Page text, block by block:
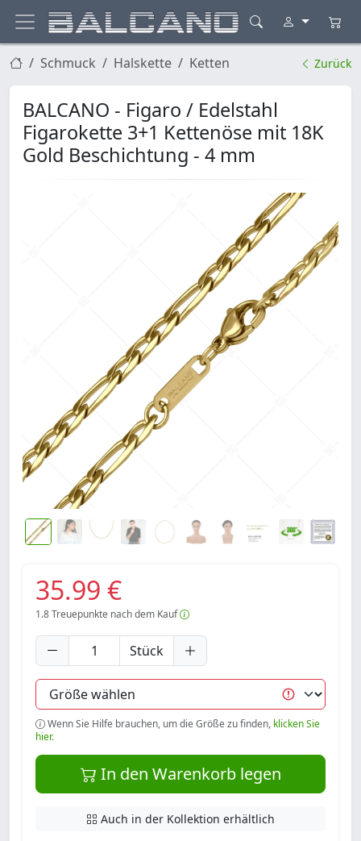
Schmuck Halskette Ketten Zurück
BALCANO - Figaro / Edelstahl
Figarokette 3+1 Kettenöse mit 18K
Gold Beschichtung - 4 mm
35.99 €
1.8Treuepunkte nach dem Kauf
Stück
Wenn Sie Hilfe brauchen, um die Größe zu finden, klicken Sie
hier.
In den Warenkorb legen
Auch in der Kollektion erhältlich